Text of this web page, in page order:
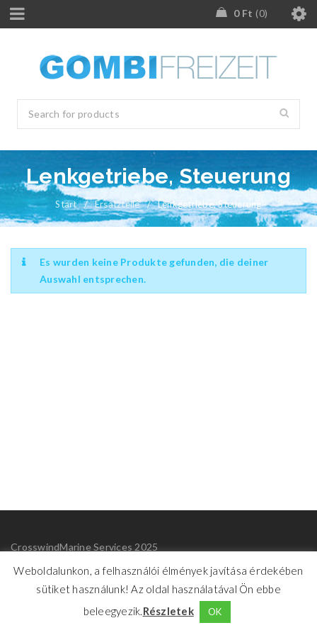
0 Ft 0
Lenkgetriebe, Steuerung
Start / Ersatzteile / Lenkgetriebe, Steuerung
Es wurden keine Produkte gefunden, die deiner
Auswahl entsprechen.
CrosswindMarine Services 2025
Weboldalunkon, a felhasználói élmények javítása érdekében
sütiket használunk! Az oldal használatával Ön ebbe
beleegyezik.Részletek OK
Benachrichtigungen